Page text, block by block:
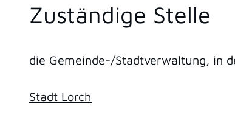
Zuständige Stelle
die Gemeinde-/Stadtverwaltung, in
Stadt Lorch